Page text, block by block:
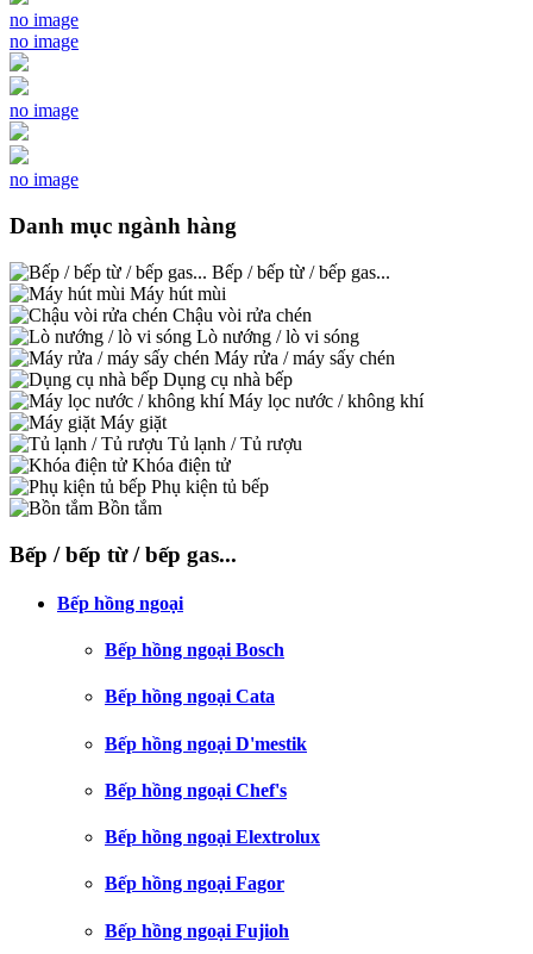
no image
no image
no image
no image
Danh mục ngành hàng
Bếp / bếp từ / bếp gas...
Máy hút mùi
Chậu vòi rửa chén
Lò nướng / lò vi sóng
Máy rửa / máy sấy chén
Dụng cụ nhà bếp
Máy lọc nước / không khí
Máy giặt
Tủ lạnh / Tủ rượu
Khóa điện tử
Phụ kiện tủ bếp
Bồn tắm
Bếp / bếp từ / bếp gas...
Bếp hồng ngoại
Bếp hồng ngoại Bosch
Bếp hồng ngoại Cata
Bếp hồng ngoại D'mestik
Bếp hồng ngoại Chef's
Bếp hồng ngoại Elextrolux
Bếp hồng ngoại Fagor
Bếp hồng ngoại Fujioh